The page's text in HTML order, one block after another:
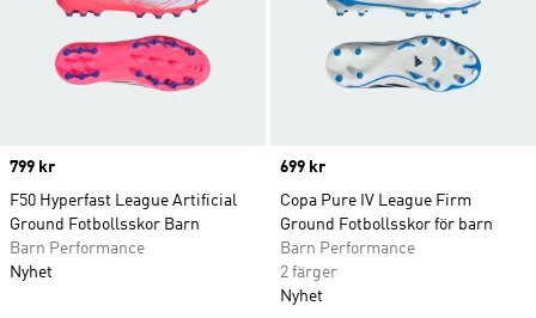
Price
799 kr
F50 Hyperfast League Artificial
Ground Fotbollsskor Barn
Barn Performance
Nyhet
Price
699 kr
Copa Pure IV League Firm
Ground Fotbollsskor för barn
Barn Performance
2 färger
Nyhet